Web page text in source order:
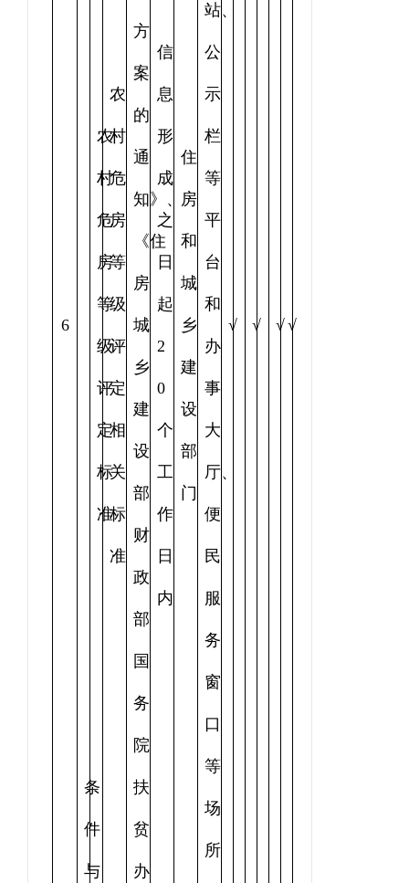
6
条
件
与
农
村
危
房
等
级
评
定
标
准
农
村
危
房
等
级
评
定
相
关
标
准
方
案
的
通
知》、
《住
房
城
乡
建
设
部
财
政
部
国
务
院
扶
贫
办
信
息
形
成
之
日
起
2
0
个
工
作
日
内
住
房
和
城
乡
建
设
部
门
站、
公
示
栏
等
平
台
和
办
事
大
厅、
便
民
服
务
窗
口
等
场
所
√ √ √√